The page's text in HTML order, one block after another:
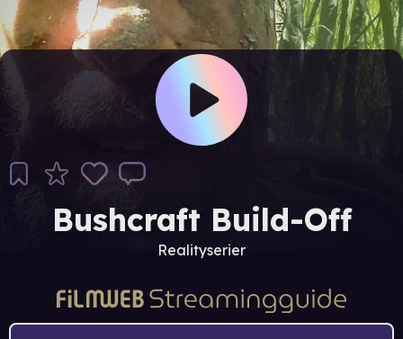
Bushcraft Build-Off
Realityserier